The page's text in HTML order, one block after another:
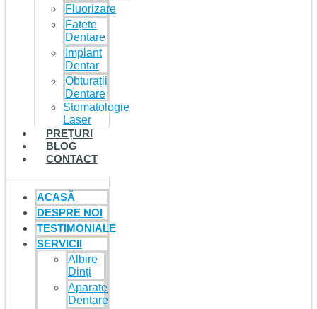
Fluorizare
Fațete
Dentare
Implant
Dentar
Obturații
Dentare
Stomatologie
Laser
PREȚURI
BLOG
CONTACT
ACASĂ
DESPRE NOI
TESTIMONIALE
SERVICII
Albire
Dinți
Aparate
Dentare